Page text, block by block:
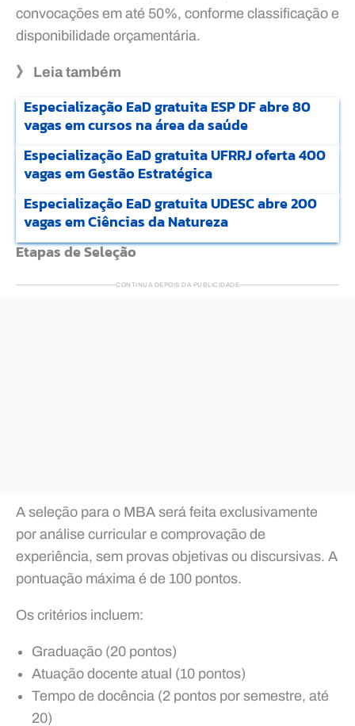
convocações em até 50%, conforme classificação e
disponibilidade orçamentária.
》 Leia também
Especialização EaD gratuita ESP DF abre 80
vagas em cursos na área da saúde
Especialização EaD gratuita UFRRJ oferta 400
vagas em Gestão Estratégica
Especialização EaD gratuita UDESC abre 200
vagas em Ciências da Natureza
Etapas de Seleção
CONTINUA DEPOIS DA PUBLICIDADE
A seleção para o MBA será feita exclusivamente
por análise curricular e comprovação de
experiência, sem provas objetivas ou discursivas. A
pontuação máxima é de 100 pontos.
Os critérios incluem:
Graduação (20 pontos)
Atuação docente atual (10 pontos)
Tempo de docência (2 pontos por semestre, até
20)